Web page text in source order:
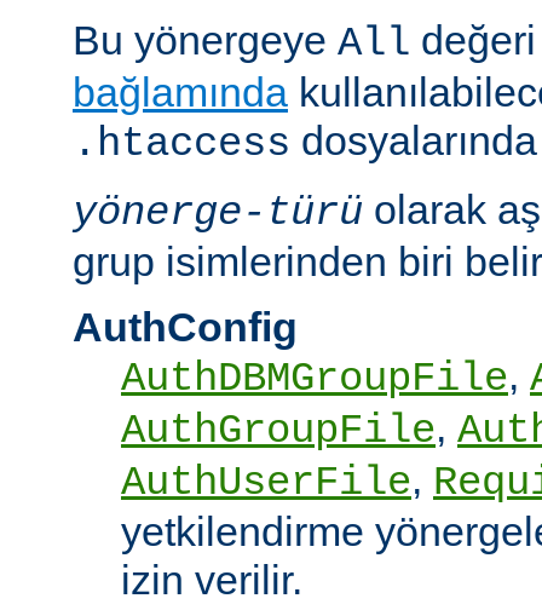
Bu yönergeye All
bağlamında
.htaccess
yönerge-türü olarak
grup isimlerinden biri
AuthConfig
AuthDBMGroupFile,
AuthGroupFile,
AuthUserFile,
yetkilendirme
izin verilir.